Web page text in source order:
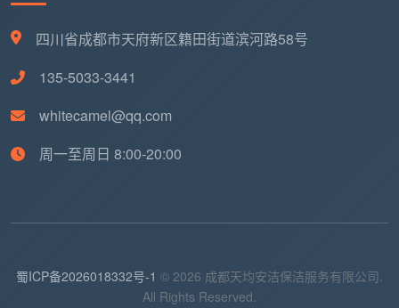
时间成本超支：天均安洁接手的返工案例中，业主普
了定制柜复尺和家具送货。专业团队用5-6小时的
这些隐患放在一起，又一次把问题拉回原点：
不断修复的工地”。
围绕“开荒保洁是否预约”的4个高频疑问，
一次说清
四川省成都市天府新区籍田街道滨河路58号
135-5033-3441
whitecamel@qq.com
周一至周日 8:00-20:00
蜀ICP备2026018332号-1 © 2026 成都天均安洁保洁服务有限公司.
All Rights Reserved.